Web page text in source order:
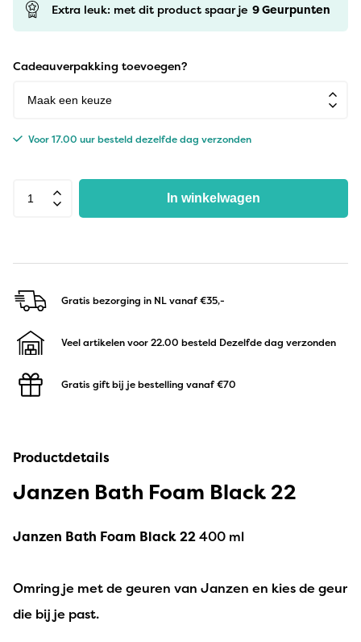
Extra leuk: met dit product spaar je 9Geurpunten
Cadeauverpakking toevoegen?
Voor 17.00 uur besteld dezelfde dag verzonden
In winkelwagen
Gratis bezorging in NLvanaf €35,-
Veel artikelen voor 22.00 besteld Dezelfde dag verzonden
Gratis gift bij je bestelling vanaf €70
Productdetails
Janzen Bath Foam Black 22
Janzen Bath Foam Black 22400 ml
Omring je met de geuren van Janzen en kies de geur
die bij je past.